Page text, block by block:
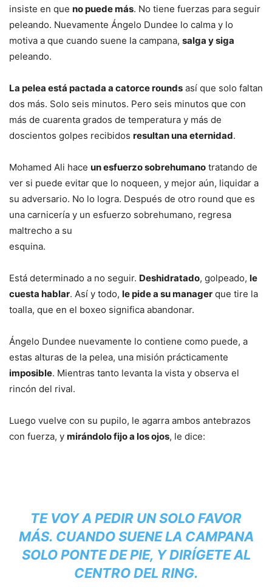
insiste en que no puede más. No tiene fuerzas para seguir
peleando. Nuevamente Ángelo Dundee lo calma y lo
motiva a que cuando suene la campana, salga y siga
peleando.
La pelea está pactada a catorce rounds así que solo faltan
dos más. Solo seis minutos. Pero seis minutos que con
más de cuarenta grados de temperatura y más de
doscientos golpes recibidos resultan una eternidad.
Mohamed Ali hace un esfuerzo sobrehumano tratando de
ver si puede evitar que lo noqueen, y mejor aún, liquidar a
su adversario. No lo logra. Después de otro round que es
una carnicería y un esfuerzo sobrehumano, regresa
maltrecho a su
esquina.
Está determinado a no seguir. Deshidratado, golpeado, le
cuesta hablar. Así y todo, le pide a su manager que tire la
toalla, que en el boxeo significa abandonar.
Ángelo Dundee nuevamente lo contiene como puede, a
estas alturas de la pelea, una misión prácticamente
imposible. Mientras tanto levanta la vista y observa el
rincón del rival.
Luego vuelve con su pupilo, le agarra ambos antebrazos
con fuerza, y mirándolo fijo a los ojos, le dice:
TE VOY A PEDIR UN SOLO FAVOR
MÁS. CUANDO SUENE LA CAMPANA
SOLO PONTE DE PIE, Y DIRÍGETE AL
CENTRO DEL RING.